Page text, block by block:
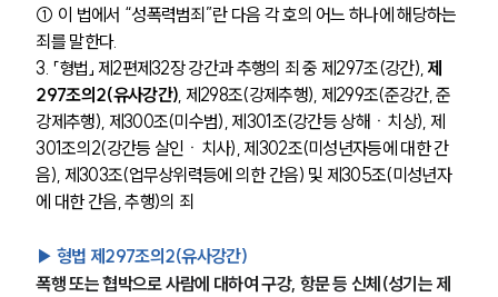
① 이 법에서 “성폭력범죄”란 다음 각 호의 어느 하나에 해당하는
죄를 말한다.
3. 「형법」 제2편제32장 강간과 추행의 죄 중 제297조(강간), 제
297조의2(유사강간) , 제298조(강제추행), 제299조(준강간, 준
강제추행), 제300조(미수범), 제301조(강간등 상해ㆍ치상), 제
301조의2(강간등 살인ㆍ치사), 제302조(미성년자등에 대한 간
음), 제303조(업무상위력등에 의한 간음) 및 제305조(미성년자
에 대한 간음, 추행)의 죄
▶ 형법 제297조의2(유사강간)
폭행 또는 협박으로 사람에 대하여 구강, 항문 등 신체(성기는 제